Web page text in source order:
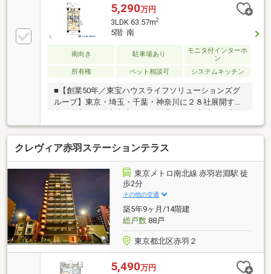
5,290万円
3LDK 63.57m2
5階 南
南向き 駐車場あり
モニタ付インターホ
ン
所有権
ペット相談可 システムキッチン
■【創業50年／東宝ハウスライフソリューションズグ
ループ】東京・埼玉・千葉・神奈川に２８社展開する
の大切な資産をご売却・お買替え等全てをサポート致
します■【Ｔ’ｓローン】東宝ハウスフィナンシャルは
住信SBIネット銀行の東宝ハウス支店業務を行ってま
す。・万一の病気やケガで働けなくになったとき
は・・の対策方法・上乗せなしで３大疾病(ガン診断時
含む)・全疾病保障が付帯された提携住宅ローンをご提
供します□365日24時間住まいの駆付けサービス（3年
間無料）□CLUB OFFプレミアム (多様な特別優待サー
ビス)□東宝ハウスCLUB
クレヴィア赤羽ステーションテラス
東京メトロ南北線 赤羽岩淵駅 徒
歩2分
その他の交通
築5年9ヶ月/14階建
総戸数88戸
東京都北区赤羽２
5,490万円